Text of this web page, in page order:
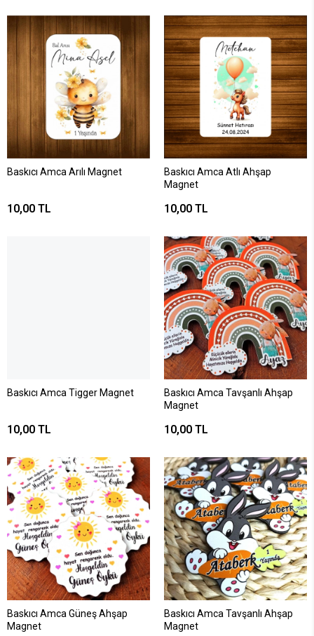
Baskıcı Amca Arılı Magnet
10,00 TL
Baskıcı Amca Atlı Ahşap
Magnet
10,00 TL
Baskıcı Amca Tigger Magnet
10,00 TL
Baskıcı Amca Tavşanlı Ahşap
Magnet
10,00 TL
Baskıcı Amca Güneş Ahşap
Magnet
Baskıcı Amca Tavşanlı Ahşap
Magnet